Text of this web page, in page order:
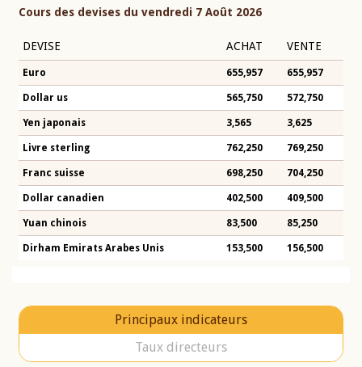
Cours des devises du vendredi 7 Août 2026
DEVISE ACHAT VENTE
Euro 655,957 655,957
Dollar us 565,750 572,750
Yen japonais 3,565 3,625
Livre sterling 762,250 769,250
Franc suisse 698,250 704,250
Dollar canadien 402,500 409,500
Yuan chinois 83,500 85,250
Dirham Emirats Arabes Unis 153,500 156,500
Principaux indicateurs
Taux directeurs